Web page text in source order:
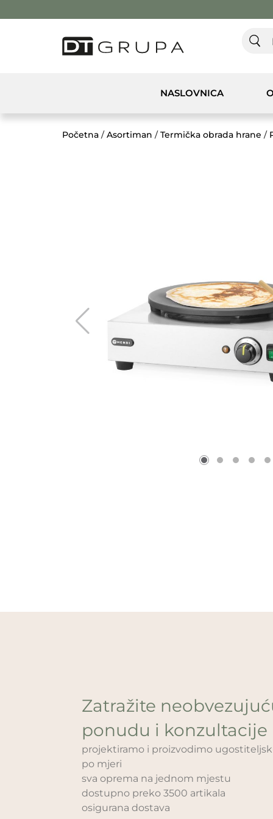
NASLOVNICA
Početna /Asortiman /Termička obrada hrane /
Zatražite
ponudu i konzultacije
projektiramo i proizvodimo
po mjeri
sva oprema na jednom mjestu
dostupno preko 3500 artikala
osigurana dostava